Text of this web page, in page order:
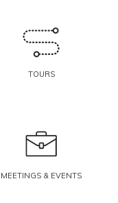
TOURS
MEETINGS & EVENTS